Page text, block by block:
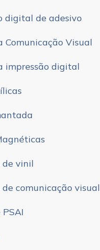
digital de adesivo
Comunicação Visual
impressão digital
de vinil
comunicação visual
PSAI